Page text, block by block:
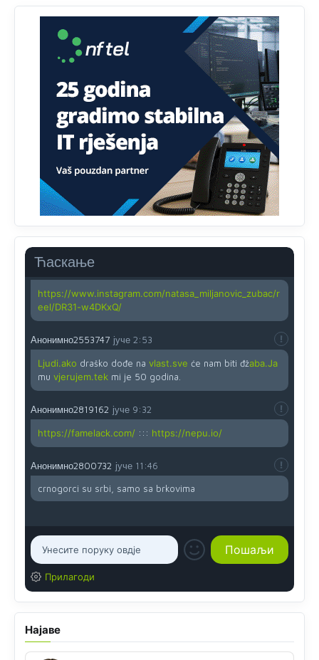
Ћаскање
koristi internet, niti ima pristup računarima
Анонимно2818605 јуче
Uvođenje pravila da se umjesto dosadašnjeg znaka "X"
(krstića) kružić ispred kandidata mora u potpunosti
obojiti (popuniti) uvedeno je isključivo zbog tehničkih
zahtjeva optičkih skenera.
Анонимно2818605 јуче
11:45
Ovo pravilo jeste unijelo opravdan strah, posebno kada
su u pitanju starije osobe, osobe sa slabijim vidom ili
drhtavom rukom
Анонимно2819033 јуче 12:24
Yes,nekada je bila corava kutija za IZBORE a danas su
coravi biraci.
Анонимно2819162
https://www.instagram.com/natasa_miljanovic_zubac/r
eel/DR31-w4DKxQ/
Анонимно2553747 јуче 2:53
Ljudi.ako draško dođe na vlast.sve će nam biti đžaba.Ja
mu vjerujem.tek mi je 50 godina.
Анонимно2819162 јуче 9:32
https://famelack.com/ ::: https://nepu.io/
Анонимно2800732 јуче 11:46
crnogorci su srbi, samo sa brkovima
Прилагоди
Најаве